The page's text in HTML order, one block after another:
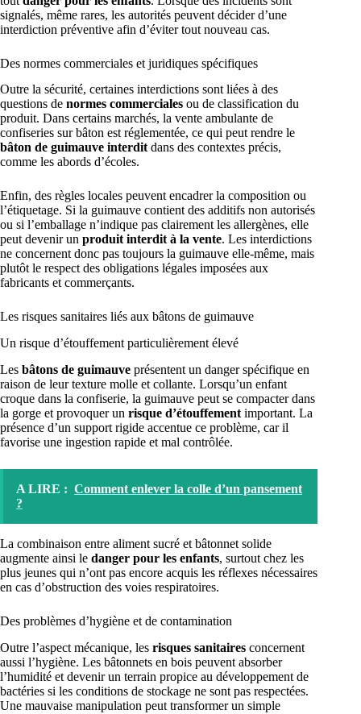
signalés, même rares, les autorités peuvent décider d’une
interdiction préventive afin d’éviter tout nouveau cas.
Des normes commerciales et juridiques spécifiques
Outre la sécurité, certaines interdictions sont liées à des
questions de normes commerciales ou de classification du
produit. Dans certains marchés, la vente ambulante de
confiseries sur bâton est réglementée, ce qui peut rendre le
bâton de guimauve interditdans des contextes précis,
comme les abords d’écoles.
Enfin, des règles locales peuvent encadrer la composition ou
l’étiquetage. Si la guimauve contient des additifs non autorisés
ou si l’emballage n’indique pas clairement les allergènes, elle
peut devenir un produit interdit à la vente. Les interdictions
ne concernent donc pas toujours la guimauve elle-même, mais
plutôt le respect des obligations légales imposées aux
fabricants et commerçants.
Les risques sanitaires liés aux bâtons de guimauve
Un risque d’étouffement particulièrement élevé
Les bâtons de guimauve présentent un danger spécifique en
raison de leur texture molle et collante. Lorsqu’un enfant
croque dans la confiserie, la guimauve peut se compacter dans
la gorge et provoquer un risque d’étouffement important. La
présence d’un support rigide accentue ce problème, car il
favorise une ingestion rapide et mal contrôlée.
A LIRE : Comment enlever la colle d’un pansement
?
La combinaison entre aliment sucré et bâtonnet solide
augmente ainsi le danger pour les enfants, surtout chez les
plus jeunes qui n’ont pas encore acquis les réflexes nécessaires
en cas d’obstruction des voies respiratoires.
Des problèmes d’hygiène et de contamination
Outre l’aspect mécanique, les risques sanitaires concernent
aussi l’hygiène. Les bâtonnets en bois peuvent absorber
l’humidité et devenir un terrain propice au développement de
bactéries si les conditions de stockage ne sont pas respectées.
Une mauvaise manipulation peut transformer un simple